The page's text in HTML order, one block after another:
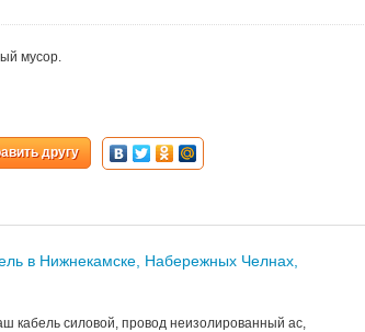
мусор.
другу
в Нижнекамске, Набережных Челнах,
кабель силовой, провод неизолированный ас,